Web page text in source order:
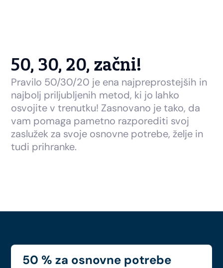
50, 30, 20, začni!
Pravilo 50/30/20 je ena najpreprostejših in
najbolj priljubljenih metod, ki jo lahko
osvojite v trenutku! Zasnovano je tako, da
vam pomaga pametno razporediti svoj
zaslužek za svoje osnovne potrebe, želje in
tudi prihranke.
50 % za osnovne potrebe